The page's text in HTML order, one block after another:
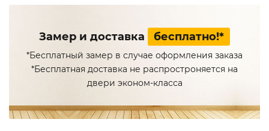
Замер и доставка бесплатно!*
*Бесплатный замер в случае оформления заказа
*Бесплатная доставка не распростроняется на
двери эконом-класса